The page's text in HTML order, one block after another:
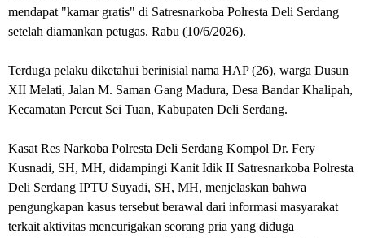
mendapat "kamar gratis" di Satresnarkoba Polresta Deli Serdang
setelah diamankan petugas. Rabu (10/6/2026).
Terduga pelaku diketahui berinisial nama HAP (26), warga Dusun
XII Melati, Jalan M. Saman Gang Madura, Desa Bandar Khalipah,
Kecamatan Percut Sei Tuan, Kabupaten Deli Serdang.
Kasat Res Narkoba Polresta Deli Serdang Kompol Dr. Fery
Kusnadi, SH, MH, didampingi Kanit Idik II Satresnarkoba Polresta
Deli Serdang IPTU Suyadi, SH, MH, menjelaskan bahwa
pengungkapan kasus tersebut berawal dari informasi masyarakat
terkait aktivitas mencurigakan seorang pria yang diduga